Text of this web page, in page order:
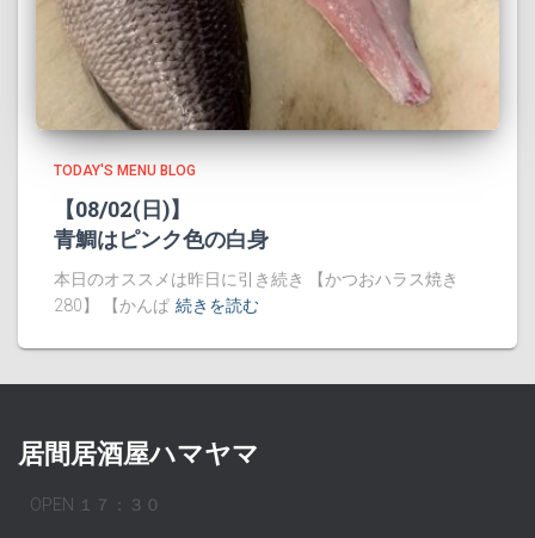
TODAY'S MENU BLOG
【08/02(日)】
青鯛はピンク色の白身
本日のオススメは昨日に引き続き 【かつおハラス焼き
280】 【かんぱ 続きを読む
居間居酒屋ハマヤマ
OPEN １７：３０